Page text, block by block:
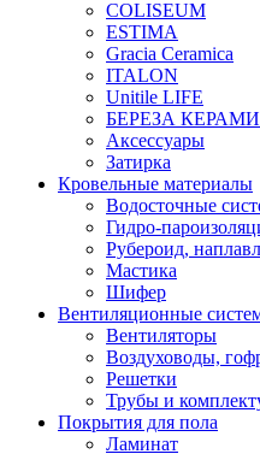
COLISEUM
ESTIMA
Gracia Ceramica
ITALON
Unitile LIFE
БЕРЕЗА
Аксессуары
Затирка
Кровельные материалы
Водосточные
Гидро-
Рубероид,
Мастика
Шифер
Вентиляционные
Вентиляторы
Воздуховоды,
Решетки
Трубы и
Покрытия для пола
Ламинат